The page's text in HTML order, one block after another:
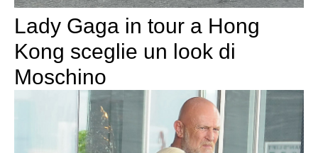
Lady Gaga in tour a Hong
Kong sceglie un look di
Moschino